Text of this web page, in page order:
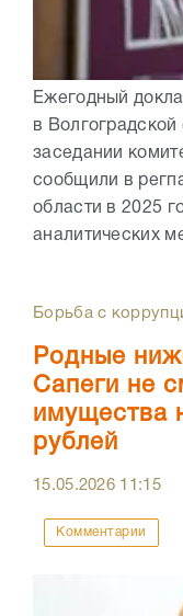
Ежегодный
в
заседании
сообщили в
области в 2025
аналитических
Борьба с
Родные
Сапеги не
имущества
рублей
15.05.2026 11:15
Комментарии